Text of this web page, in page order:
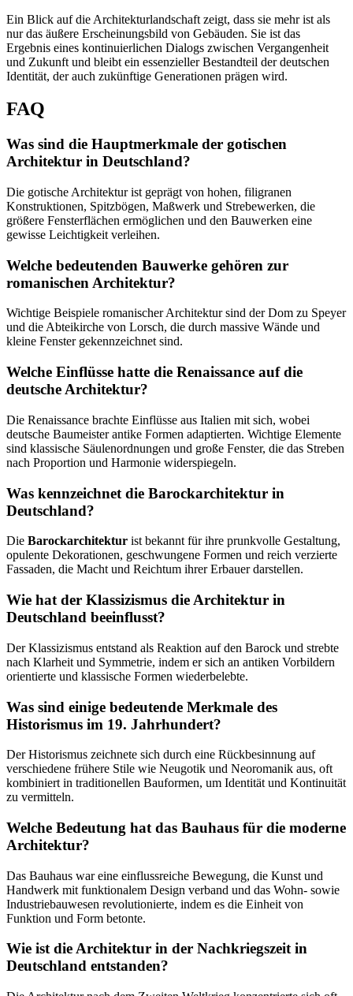
Ein Blick auf die Architekturlandschaft zeigt, dass sie mehr ist als
nur das äußere Erscheinungsbild von Gebäuden. Sie ist das
Ergebnis eines kontinuierlichen Dialogs zwischen Vergangenheit
und Zukunft und bleibt ein essenzieller Bestandteil der deutschen
Identität, der auch zukünftige Generationen prägen wird.
FAQ
Was sind die Hauptmerkmale der gotischen
Architektur in Deutschland?
Die gotische Architektur ist geprägt von hohen, filigranen
Konstruktionen, Spitzbögen, Maßwerk und Strebewerken, die
größere Fensterflächen ermöglichen und den Bauwerken eine
gewisse Leichtigkeit verleihen.
Welche bedeutenden Bauwerke gehören zur
romanischen Architektur?
Wichtige Beispiele romanischer Architektur sind der Dom zu Speyer
und die Abteikirche von Lorsch, die durch massive Wände und
kleine Fenster gekennzeichnet sind.
Welche Einflüsse hatte die Renaissance auf die
deutsche Architektur?
Die Renaissance brachte Einflüsse aus Italien mit sich, wobei
deutsche Baumeister antike Formen adaptierten. Wichtige Elemente
sind klassische Säulenordnungen und große Fenster, die das Streben
nach Proportion und Harmonie widerspiegeln.
Was kennzeichnet die Barockarchitektur in
Deutschland?
Die Barockarchitektur ist bekannt für ihre prunkvolle Gestaltung,
opulente Dekorationen, geschwungene Formen und reich verzierte
Fassaden, die Macht und Reichtum ihrer Erbauer darstellen.
Wie hat der Klassizismus die Architektur in
Deutschland beeinflusst?
Der Klassizismus entstand als Reaktion auf den Barock und strebte
nach Klarheit und Symmetrie, indem er sich an antiken Vorbildern
orientierte und klassische Formen wiederbelebte.
Was sind einige bedeutende Merkmale des
Historismus im 19. Jahrhundert?
Der Historismus zeichnete sich durch eine Rückbesinnung auf
verschiedene frühere Stile wie Neugotik und Neoromanik aus, oft
kombiniert in traditionellen Bauformen, um Identität und Kontinuität
zu vermitteln.
Welche Bedeutung hat das Bauhaus für die moderne
Architektur?
Das Bauhaus war eine einflussreiche Bewegung, die Kunst und
Handwerk mit funktionalem Design verband und das Wohn- sowie
Industriebauwesen revolutionierte, indem es die Einheit von
Funktion und Form betonte.
Wie ist die Architektur in der Nachkriegszeit in
Deutschland entstanden?